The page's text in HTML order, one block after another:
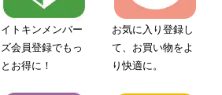
イトキンメンバー
ズ会員登録でもっ
とお得に！
お気に入り登録し
て、お買い物をよ
り快適に。